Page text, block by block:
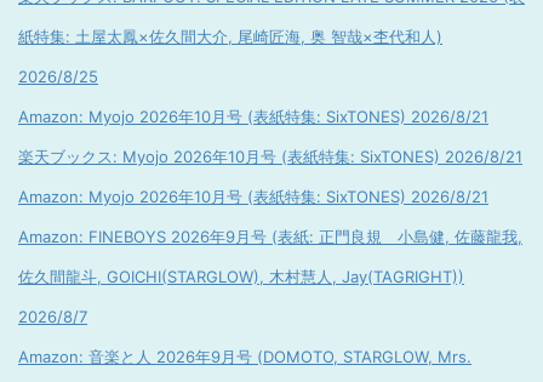
紙特集: 土屋太鳳×佐久間大介, 尾崎匠海, 奥 智哉×杢代和人)
2026/8/25
Amazon: Myojo 2026年10月号 (表紙特集: SixTONES) 2026/8/21
楽天ブックス: Myojo 2026年10月号 (表紙特集: SixTONES) 2026/8/21
Amazon: Myojo 2026年10月号 (表紙特集: SixTONES) 2026/8/21
Amazon: FINEBOYS 2026年9月号 (表紙: 正門良規 小島健, 佐藤龍我,
佐久間龍斗, GOICHI(STARGLOW), 木村慧人, Jay(TAGRIGHT))
2026/8/7
Amazon: 音楽と人 2026年9月号 (DOMOTO, STARGLOW, Mrs.